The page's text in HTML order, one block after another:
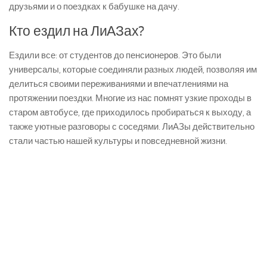
друзьями и о поездках к бабушке на дачу.
Кто ездил на ЛиАЗах?
Ездили все: от студентов до пенсионеров. Это были
универсалы, которые соединяли разных людей, позволяя им
делиться своими переживаниями и впечатлениями на
протяжении поездки. Многие из нас помнят узкие проходы в
старом автобусе, где приходилось пробираться к выходу, а
также уютные разговоры с соседями. ЛиАЗы действительно
стали частью нашей культуры и повседневной жизни.